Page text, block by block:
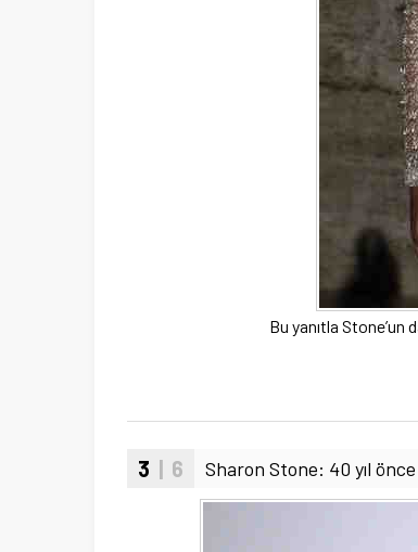
Bu yanıtla Stone’un
3 | 6 Sharon Stone: 40 yıl önce